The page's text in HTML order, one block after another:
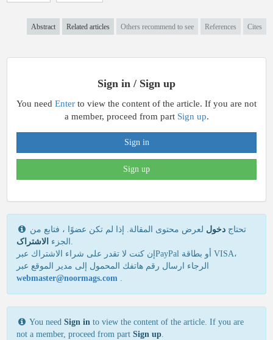
Abstract Related articles Others recommend to see References Cites
Sign in / Sign up
You need Enter to view the content of the article. If you are not
a member, proceed from part Sign up.
Sign in
Sign up
تحتاج دخول لعرض محتوى المقالة. إذا لم تكن عضوًا ، فتابع من
الجزء الاشتراک
.
إن كنت لا تقدر علی شراء الاشتراك عبرPayPal أو بطاقة VISA،
الرجاء ارسال رقم هاتفك المحمول إلی مدير الموقع عبر
webmaster@noormags.com .
You need Sign in to view the content of the article. If you are
not a member, proceed from part Sign up.